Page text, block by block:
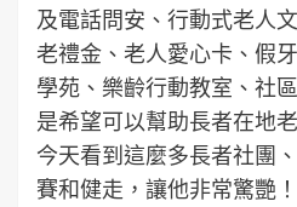
及電話問安、行動式老人
老禮金、老人愛心卡、假
學苑、樂齡行動教室、社
是希望可以幫助長者在地
今天看到這麼多長者社團
賽和健走，讓他非常驚艷！